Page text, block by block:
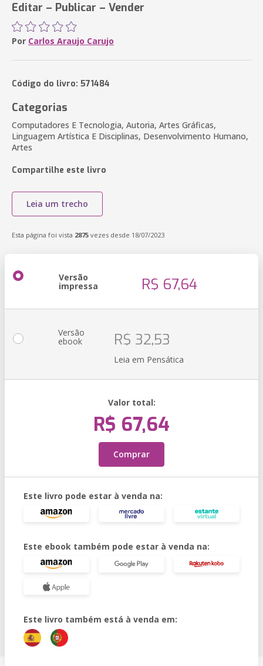
Editar – Publicar – Vender
Por Carlos Araujo Carujo
Código do livro: 571484
Categorias
Computadores E Tecnologia, Autoria, Artes Gráficas,
Linguagem Artística E Disciplinas, Desenvolvimento Humano,
Artes
Compartilhe este livro
Leia um trecho
Esta página foi vista 2875 vezes desde 18/07/2023
Versão
impressa R$ 67,64
Versão
ebook R$ 32,53
Leia em Pensática
Valor total:
R$ 67,64
Comprar
Este livro pode estar à venda na:
Este ebook também pode estar à venda na:
Este livro também está à venda em: